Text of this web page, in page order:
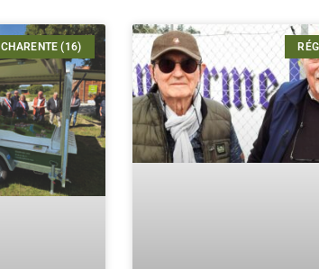
CHARENTE (16)